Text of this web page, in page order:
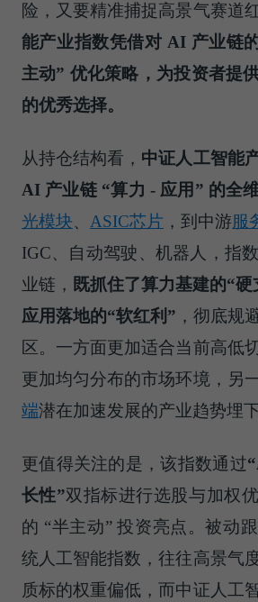
险，又要精准捕捉高景气赛道红
能产业指数凭借对 AI 产业链
主动” 优化策略，为投资者提
的优秀选择。
从持仓结构看， 中证人工智能
AI 产业链 “算力 - 应用” 的全维
光模块、 ASIC芯片 ，到中游 服
IGC、自动驾驶、机器人，指
业链， 既抓住了算力基建的“
应用落地的“软红利” ，彻底规
区。一方面更加适合当前高低
更加均匀分布的市场环境，另
端潜在加速发展的产业趋势埋下
更值得关注的是，该指数通过
长性”双指标进行选股与加权
的 “半主动” 投资亮点。被动
统人工智能指数，往往高景气
质标的权重偏低，而中证人工